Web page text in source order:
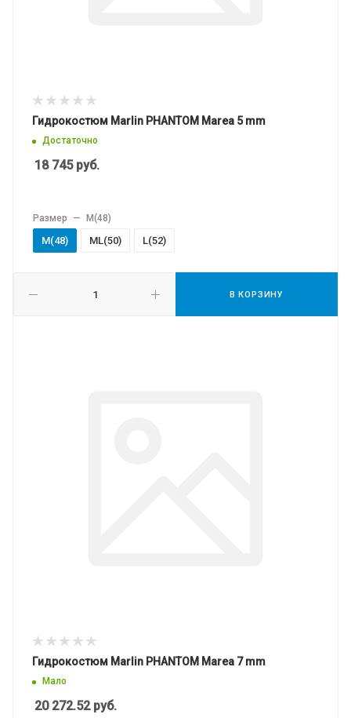
Гидрокостюм Marlin PHANTOM Marea 5 mm
Достаточно
18 745руб.
В КОРЗИНУ
Размер — M(48)
M(48) МL(50) L(52)
Гидрокостюм Marlin PHANTOM Marea 7 mm
Мало
20 272.52руб.